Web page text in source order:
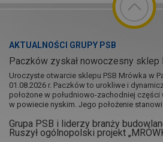
AKTUALNOŚCI GRUPY PSB
Paczków zyskał nowoczesny sklep
Uroczyste otwarcie sklepu PSB Mrówka w
01.08.2026 r. Paczków to urokliwe i
położone w południowo-zachodniej
w powiecie nyskim. Jego położenie stanowi
Grupa PSB i liderzy branży
Ruszył ogólnopolski projekt